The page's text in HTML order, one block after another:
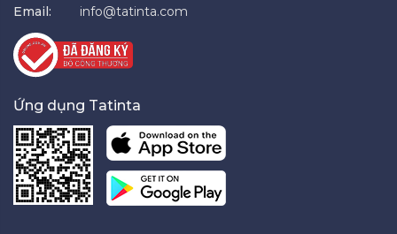
Email:
info@tatinta.com
Ứng dụng Tatinta